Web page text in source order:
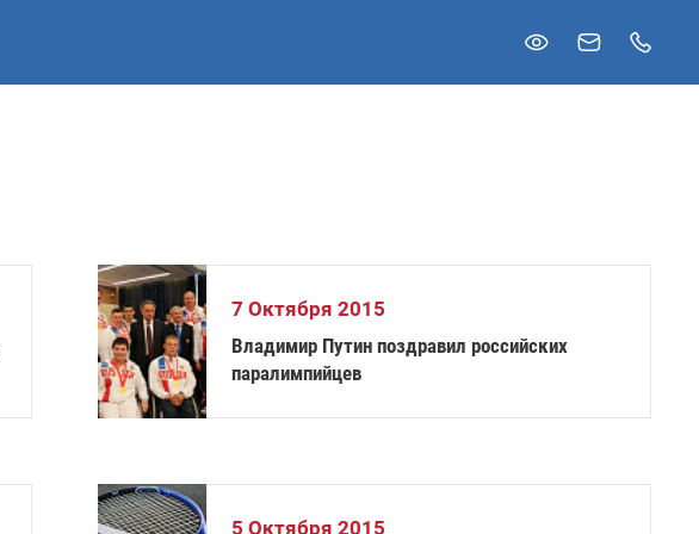
7 Октября 2015
Владимир Путин поздравил российских
паралимпийцев
5 Октября 2015